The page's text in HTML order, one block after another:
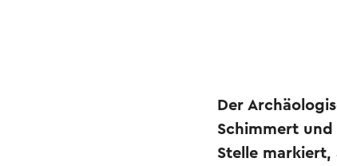
Der
Schimmert
Stelle markiert,